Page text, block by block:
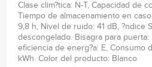
Clase clim?tica: N-T, Capacidad de
Tiempo de almacenamiento en
9,8 h, Nivel de ruido: 41 dB, ?ndice
descongelado. Bisagra para
eficiencia de energ?a: E, Consumo
kWh. Color del producto: Blanco